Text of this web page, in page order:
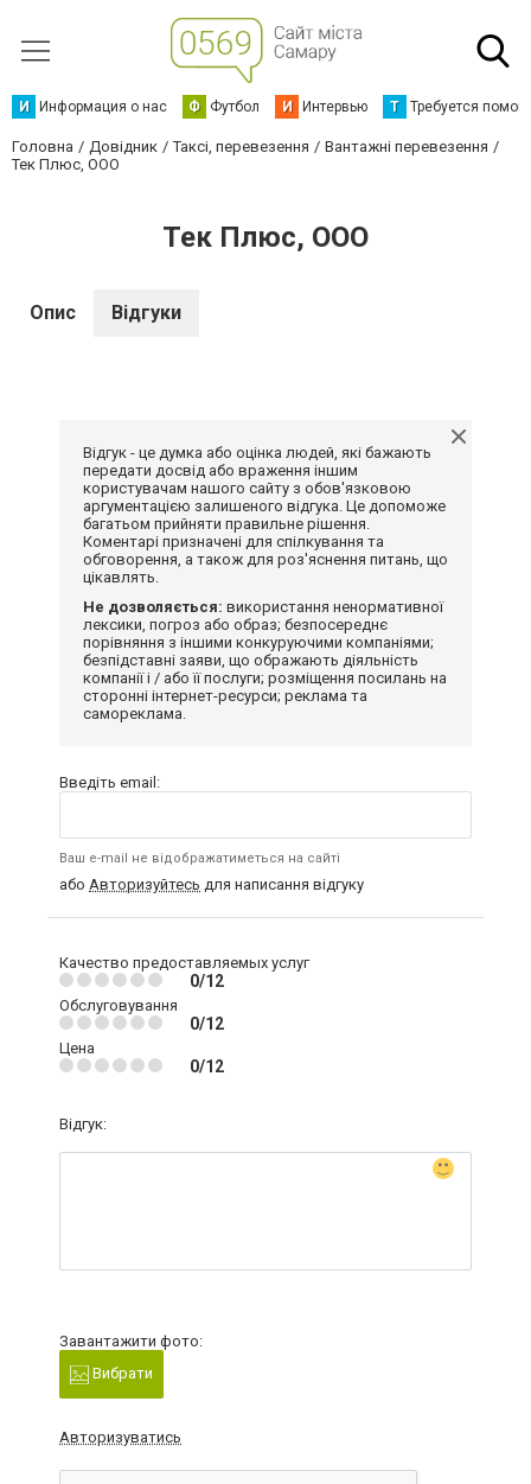
И Информация о нас Ф Футбол И Интервью Т Требуется
Головна Довідник Таксі, перевезення
Вантажні перевезення
Тек Плюс, ООО
Тек Плюс, ООО
Опис Відгуки
Відгук - це думка або оцінка людей, які бажають
передати досвід або враження іншим
користувачам нашого сайту з обов'язковою
аргументацією залишеного відгука. Це допоможе
багатьом прийняти правильне рішення.
Коментарі призначені для спілкування та
обговорення, а також для роз'яснення питань, що
цікавлять.
Не дозволяється: використання ненормативної
лексики, погроз або образ; безпосереднє
порівняння з іншими конкуруючими компаніями;
безпідставні заяви, що ображають діяльність
компанії і / або її послуги; розміщення посилань на
сторонні інтернет-ресурси; реклама та
самореклама.
Введіть email:
Ваш e-mail не відображатиметься на сайті
або Авторизуйтесь для написання відгуку
Качество предоставляемых услуг
0/12
Обслуговування
0/12
Цена
0/12
Відгук:
Завантажити фото:
Вибрати
Авторизуватись